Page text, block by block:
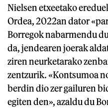
Nielsen etxeetako
Ordea, 2022an dator
Borregok nabarmendu
da, jendearen joerak
ziren neurketarako
zentzurik. «Kontsumoa
berdin dio zer gailuren
egiten den», azaldu du